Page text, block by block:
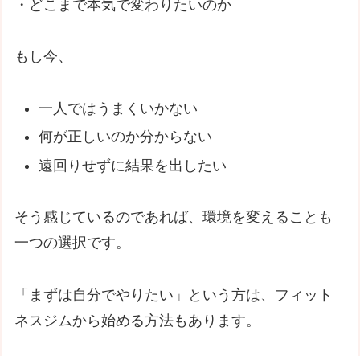
・どこまで本気で変わりたいのか
もし今、
一人ではうまくいかない
何が正しいのか分からない
遠回りせずに結果を出したい
そう感じているのであれば、環境を変えることも
一つの選択です。
「まずは自分でやりたい」という方は、フィット
ネスジムから始める方法もあります。